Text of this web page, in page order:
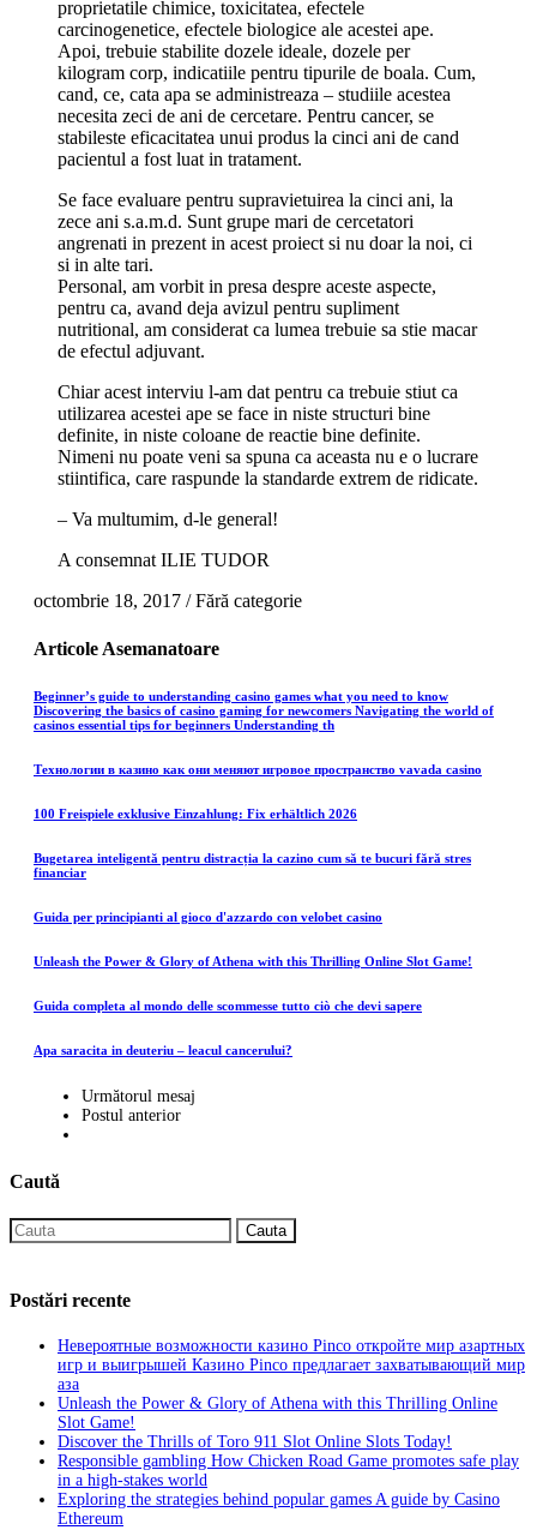
proprietatile chimice, toxicitatea, efectele
carcinogenetice, efectele biologice ale acestei ape.
Apoi, trebuie stabilite dozele ideale, dozele per
kilogram corp, indicatiile pentru tipurile de boala. Cum,
cand, ce, cata apa se administreaza – studiile acestea
necesita zeci de ani de cercetare. Pentru cancer, se
stabileste eficacitatea unui produs la cinci ani de cand
pacientul a fost luat in tratament.
Se face evaluare pentru supravietuirea la cinci ani, la
zece ani s.a.m.d. Sunt grupe mari de cercetatori
angrenati in prezent in acest proiect si nu doar la noi, ci
si in alte tari.
Personal, am vorbit in presa despre aceste aspecte,
pentru ca, avand deja avizul pentru supliment
nutritional, am considerat ca lumea trebuie sa stie macar
de efectul adjuvant.
Chiar acest interviu l-am dat pentru ca trebuie stiut ca
utilizarea acestei ape se face in niste structuri bine
definite, in niste coloane de reactie bine definite.
Nimeni nu poate veni sa spuna ca aceasta nu e o lucrare
stiintifica, care raspunde la standarde extrem de ridicate.
– Va multumim, d-le general!
A consemnat ILIE TUDOR
octombrie 18, 2017 / Fără categorie
Articole Asemanatoare
Beginner’s guide to understanding casino games what you need to know
Discovering the basics of casino gaming for newcomers Navigating the world of
casinos essential tips for beginners Understanding th
Технологии в казино как они меняют игровое пространство vavada casino
100 Freispiele exklusive Einzahlung: Fix erhältlich 2026
Bugetarea inteligentă pentru distracția la cazino cum să te bucuri fără stres
financiar
Guida per principianti al gioco d'azzardo con velobet casino
Unleash the Power & Glory of Athena with this Thrilling Online Slot Game!
Guida completa al mondo delle scommesse tutto ciò che devi sapere
Apa saracita in deuteriu – leacul cancerului?
Următorul mesaj
Postul anterior
Caută
Cauta
Postări recente
Невероятные возможности казино Pinco откройте мир азартных
игр и выигрышей Казино Pinco предлагает захватывающий мир
аза
Unleash the Power & Glory of Athena with this Thrilling Online
Slot Game!
Discover the Thrills of Toro 911 Slot Online Slots Today!
Responsible gambling How Chicken Road Game promotes safe play
in a high-stakes world
Exploring the strategies behind popular games A guide by Casino
Ethereum